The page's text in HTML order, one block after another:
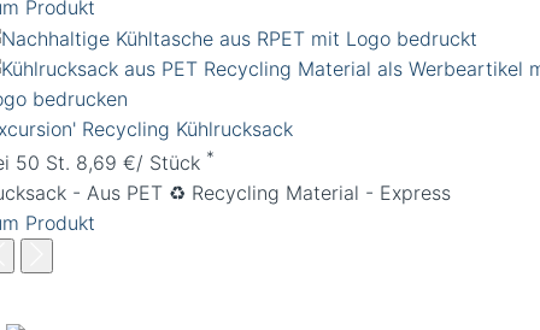
Produkt
Recycling Kühlrucksack
50 St. 8,69 €/ Stück *
- Aus PET ♻️ Recycling Material - Express
Produkt